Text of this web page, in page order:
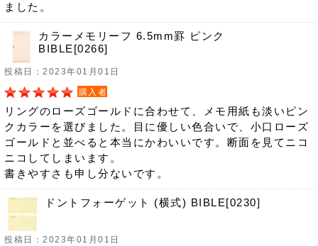
ました。
カラーメモリーフ 6.5mm罫 ピンク
BIBLE[0266]
投稿日：2023年01月01日
購入者
リングのローズゴールドに合わせて、メモ用紙も淡いピン
クカラーを選びました。目に優しい色合いで、小口ローズ
ゴールドと並べると本当にかわいいです。断面を見てニコ
ニコしてしまいます。
書きやすさも申し分ないです。
ドントフォーゲット (横式) BIBLE[0230]
投稿日：2023年01月01日